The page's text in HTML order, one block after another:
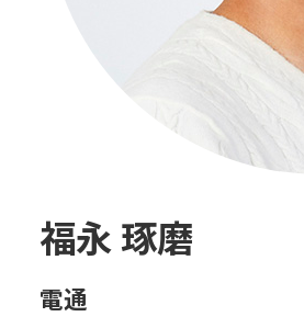
福永 琢磨
電通